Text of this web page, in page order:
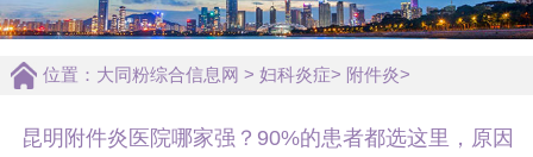
位置： 大同粉综合信息网 > 妇科炎症> 附件炎>
昆明附件炎医院哪家强？90%的患者都选这里，原因